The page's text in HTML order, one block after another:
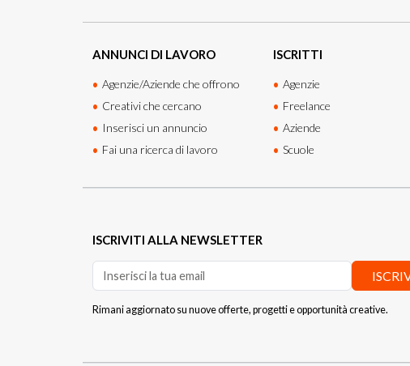
ANNUNCI DI LAVORO
Agenzie/Aziende che offrono
Creativi che cercano
Inserisci un annuncio
Fai una ricerca di lavoro
ISCRITTI
Agenzie
Freelance
Aziende
Scuole
ISCRIVITI ALLA NEWSLETTER
Rimani aggiornato su nuove offerte, progetti e opportunità creative.